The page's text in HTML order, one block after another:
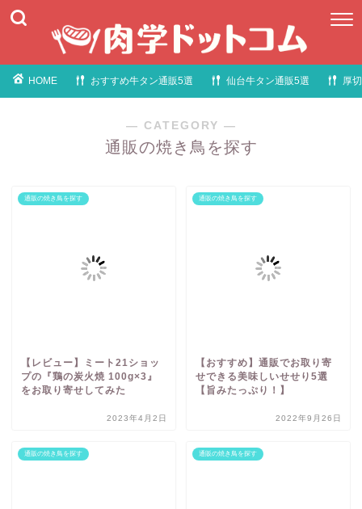
HOME おすすめ牛タン通販5選 仙台牛タン通販5選 厚
― CATEGORY ―
通販の焼き鳥を探す
通販の焼き鳥を探す
【レビュー】ミート21ショッ
プの『鶏の炭火焼 100g×3』
をお取り寄せしてみた
2023年4月2日
通販の焼き鳥を探す
【おすすめ】通販でお取り寄
せできる美味しいせせり5選
【旨みたっぷり！】
2022年9月26日
通販の焼き鳥を探す 通販の焼き鳥を探す